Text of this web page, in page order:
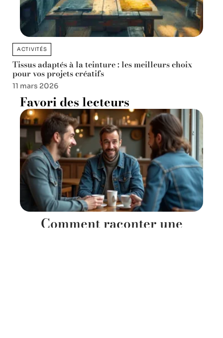
ACTIVITÉS
Tissus adaptés à la teinture : les meilleurs choix
pour vos projets créatifs
11 mars 2026
Favori des lecteurs
Comment raconter une